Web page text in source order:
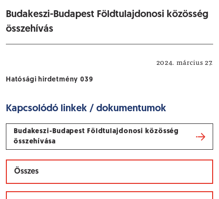
Budakeszi-Budapest Földtulajdonosi közösség
összehívás
2024. március 27.
Hatósági hirdetmény 039
Kapcsolódó linkek / dokumentumok
Budakeszi-Budapest Földtulajdonosi közösség
összehívása
Összes